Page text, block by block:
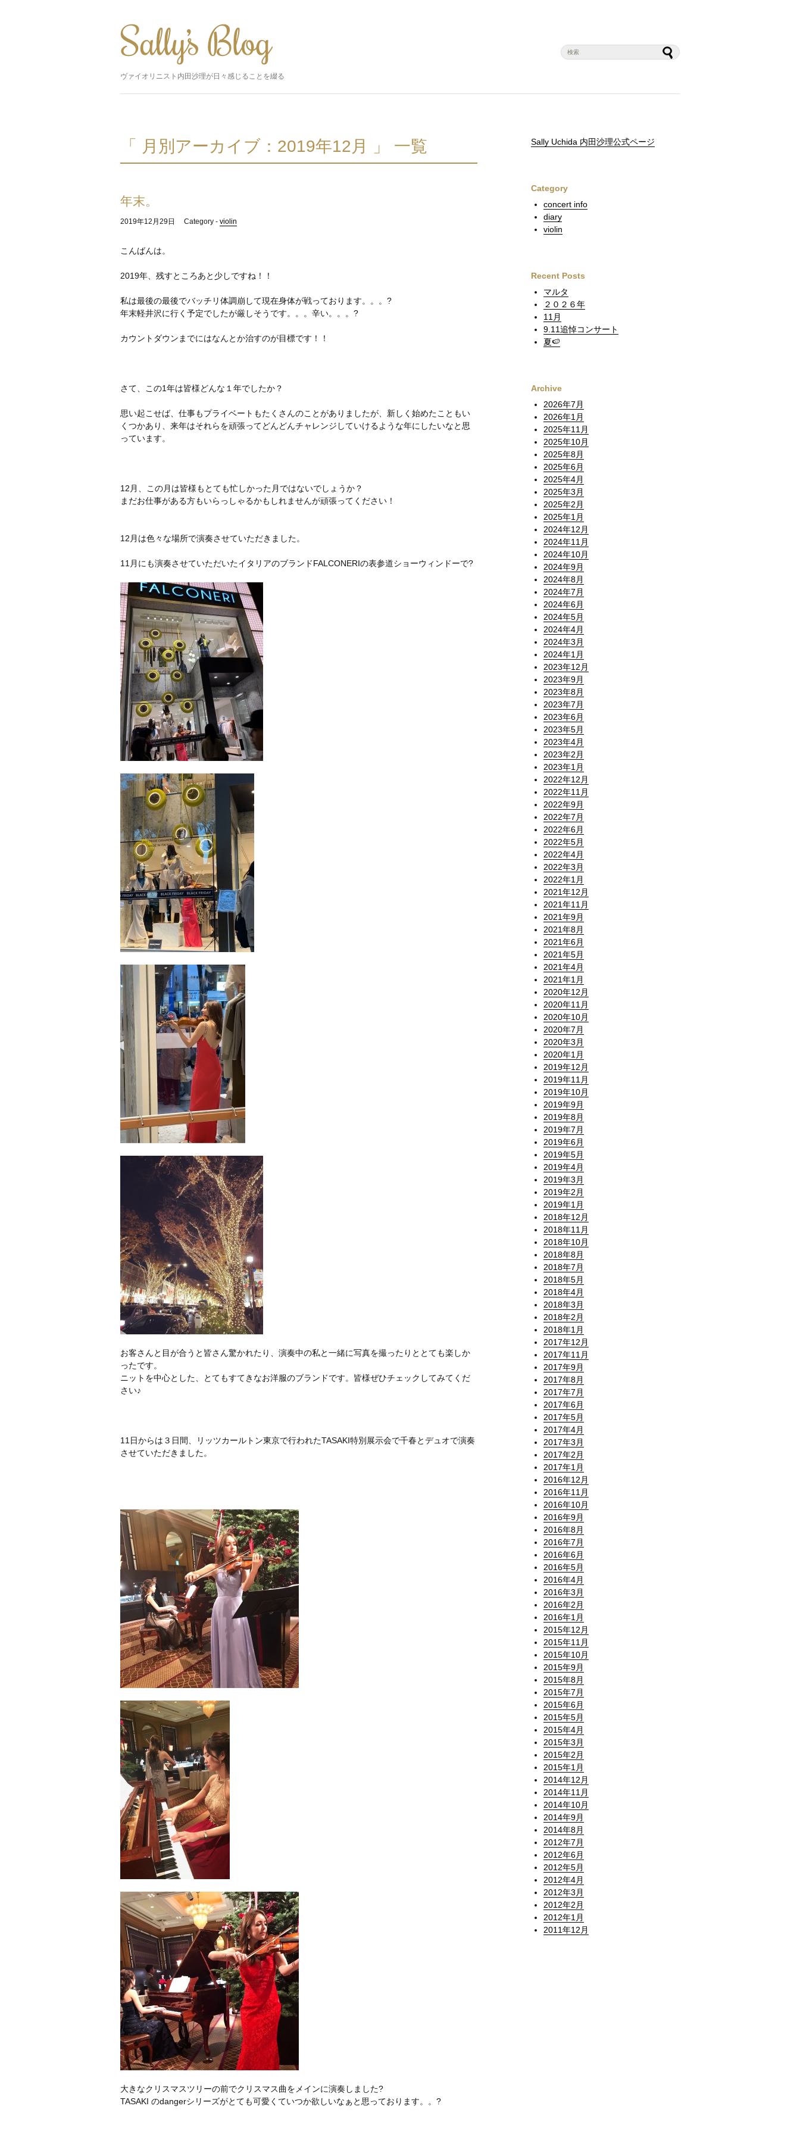
ヴァイオリニスト内田沙理が日々感じることを綴る
「 月別アーカイブ：2019年12月 」 一覧
年末。
2019年12月29日 Category - violin
こんばんは。
2019年、残すところあと少しですね！！
私は最後の最後でバッチリ体調崩して現在身体が戦っております。。。?
年末軽井沢に行く予定でしたが厳しそうです。。。辛い。。。?
カウントダウンまでにはなんとか治すのが目標です！！
さて、この1年は皆様どんな１年でしたか？
思い起こせば、仕事もプライベートもたくさんのことがありましたが、新しく始めたこともい
くつかあり、来年はそれらを頑張ってどんどんチャレンジしていけるような年にしたいなと思
っています。
12月、この月は皆様もとても忙しかった月ではないでしょうか？
まだお仕事がある方もいらっしゃるかもしれませんが頑張ってください！
12月は色々な場所で演奏させていただきました。
11月にも演奏させていただいたイタリアのブランドFALCONERIの表参道ショーウィンドーで?
お客さんと目が合うと皆さん驚かれたり、演奏中の私と一緒に写真を撮ったりととても楽しか
ったです。
ニットを中心とした、とてもすてきなお洋服のブランドです。皆様ぜひチェックしてみてくだ
さい♪
11日からは３日間、リッツカールトン東京で行われたTASAKI特別展示会で千春とデュオで演奏
させていただきました。
大きなクリスマスツリーの前でクリスマス曲をメインに演奏しました?
TASAKI のdangerシリーズがとても可愛くていつか欲しいなぁと思っております。。?
Sally Uchida 内田沙理公式ページ
Category
concert info
diary
violin
Recent Posts
マルタ
２０２６年
11月
9.11追悼コンサート
夏🍉
Archive
2026年7月
2026年1月
2025年11月
2025年10月
2025年8月
2025年6月
2025年4月
2025年3月
2025年2月
2025年1月
2024年12月
2024年11月
2024年10月
2024年9月
2024年8月
2024年7月
2024年6月
2024年5月
2024年4月
2024年3月
2024年1月
2023年12月
2023年9月
2023年8月
2023年7月
2023年6月
2023年5月
2023年4月
2023年2月
2023年1月
2022年12月
2022年11月
2022年9月
2022年7月
2022年6月
2022年5月
2022年4月
2022年3月
2022年1月
2021年12月
2021年11月
2021年9月
2021年8月
2021年6月
2021年5月
2021年4月
2021年1月
2020年12月
2020年11月
2020年10月
2020年7月
2020年3月
2020年1月
2019年12月
2019年11月
2019年10月
2019年9月
2019年8月
2019年7月
2019年6月
2019年5月
2019年4月
2019年3月
2019年2月
2019年1月
2018年12月
2018年11月
2018年10月
2018年8月
2018年7月
2018年5月
2018年4月
2018年3月
2018年2月
2018年1月
2017年12月
2017年11月
2017年9月
2017年8月
2017年7月
2017年6月
2017年5月
2017年4月
2017年3月
2017年2月
2017年1月
2016年12月
2016年11月
2016年10月
2016年9月
2016年8月
2016年7月
2016年6月
2016年5月
2016年4月
2016年3月
2016年2月
2016年1月
2015年12月
2015年11月
2015年10月
2015年9月
2015年8月
2015年7月
2015年6月
2015年5月
2015年4月
2015年3月
2015年2月
2015年1月
2014年12月
2014年11月
2014年10月
2014年9月
2014年8月
2012年7月
2012年6月
2012年5月
2012年4月
2012年3月
2012年2月
2012年1月
2011年12月